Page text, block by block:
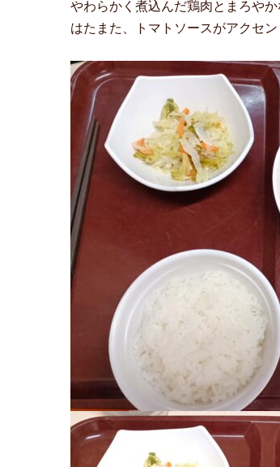
やわらかく煮込んだ鶏肉とまろやか
はたまた、トマトソースがアクセ